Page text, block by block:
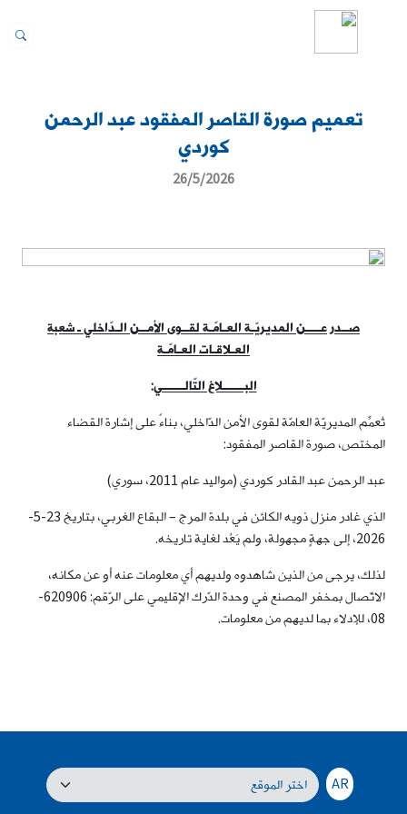
تعميم صورة القاصر المفقود عبد الرحمن
كوردي
26/5/2026
صــدر عــــن المديريّـة العـامّـة لقــوى الأمــن الـدّاخلي ـ شعبة
العـلاقـات العـامّـة
البــــــلاغ التّالــــــي:
تُعمِّم المديريّة العامّة لقوى الأمن الدّاخلي، بناءً على إشارة القضاء
المختص، صورة القاصر المفقود:
عبد الرحمن عبد القادر كوردي (مواليد عام 2011، سوري)
الذي غادر منزل ذويه الكائن في بلدة المرج – البقاع الغربي، بتاريخ 23-5-
2026، إلى جهةٍ مجهولة، ولم يَعُد لغاية تاريخه.
لذلك، يرجى من الذين شاهدوه ولديهم أي معلومات عنه أو عن مكانه،
الاتّصال بمخفر المصنع في وحدة الدّرك الإقليمي على الرّقم: 620906-
08، للإدلاء بما لديهم من معلومات.
AR